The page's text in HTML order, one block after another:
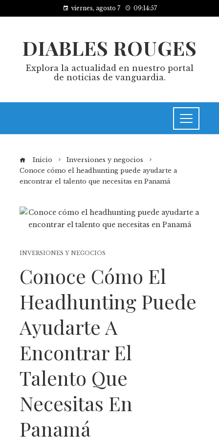
viernes, agosto 7 09:14:58
DIABLES ROUGES
Explora la actualidad en nuestro portal
de noticias de vanguardia.
Inicio
Inversiones y negocios
Conoce cómo el headhunting puede ayudarte a
encontrar el talento que necesitas en Panamá
INVERSIONES Y NEGOCIOS
Conoce Cómo El
Headhunting Puede
Ayudarte A
Encontrar El
Talento Que
Necesitas En
Panamá